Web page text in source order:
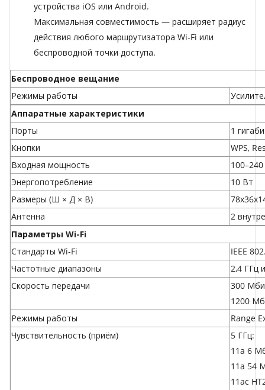
устройства iOS или Android.
Максимальная совместимость — расширяет радиус
действия любого маршрутизатора Wi-Fi или
беспроводной точки доступа.
Беспроводное вещание
Режимы работы
Аппаратные характеристики
Порты
1
Кнопки
WPS,
Входная мощность
Энергопотребление
10 Вт
Размеры (Ш × Д × В)
Антенна
2
Параметры Wi-Fi
Стандарты Wi-Fi
IEEE
Частотные диапазоны
2,4 ГГц
Скороcть передачи
300
1200
Режимы работы
Range
Чувствительность (приём)
5 ГГц:
11a 6
11a 54
11ac